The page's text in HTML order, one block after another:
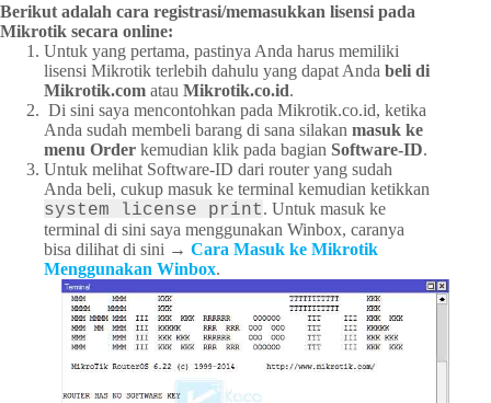
Berikut adalah cara registrasi/memasukkan lisensi pada
Mikrotik secara online:
Untuk yang pertama, pastinya Anda harus memiliki
lisensi Mikrotik terlebih dahulu yang dapat Anda beli di
Mikrotik.com atau Mikrotik.co.id.
Di sini saya mencontohkan pada Mikrotik.co.id, ketika
Anda sudah membeli barang di sana silakan masuk ke
menu Order kemudian klik pada bagian Software-ID.
Untuk melihat Software-ID dari router yang sudah
Anda beli, cukup masuk ke terminal kemudian ketikkan
system license print. Untuk masuk ke
terminal di sini saya menggunakan Winbox, caranya
bisa dilihat di sini → Cara Masuk ke Mikrotik
Menggunakan Winbox.